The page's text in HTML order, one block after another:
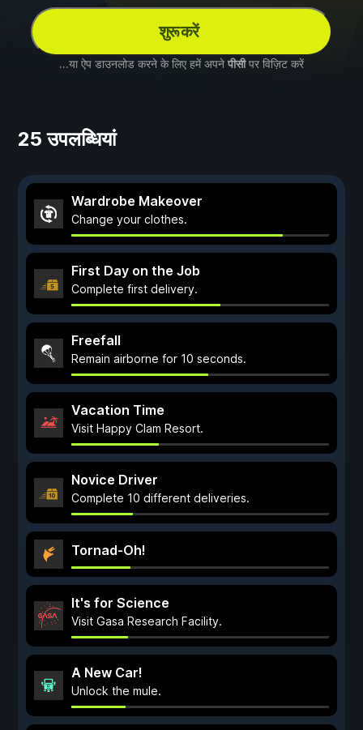
शुरू करें
...या ऐप डाउनलोड करने के लिए हमें अपने पीसीपर विज़िट करें
25 उपलब्धियां
Wardrobe Makeover
Change your clothes.
First Day on the Job
Complete first delivery.
Freefall
Remain airborne for 10 seconds.
Vacation Time
Visit Happy Clam Resort.
Novice Driver
Complete 10 different deliveries.
Tornad-Oh!
It's for Science
Visit Gasa Research Facility.
A New Car!
Unlock the mule.